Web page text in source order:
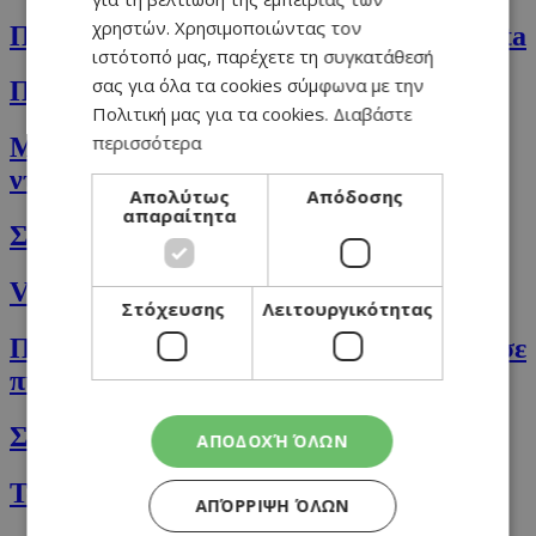
Παραδοσιακά πορτογαλικά παστάκια Nata
Πεϊνιρλί με κεφαλοτύρι
Μακαρόνια Casarecce με σάλτσα
ντομάτας και κρέμα
Σούπα κολοκύθα και τσίλι
Vegan γιορτινά Cookies
Πέστο ελιάς και τηγανητά κολοκυθάκια σε
πίτα με φέτα και ρεβίθια
Σούπα με κουνουπίδι & κάστανο
Τα breakfast oats της Άντρης μου
χρηστών. Χρησιμοποιώντας τον
ιστότοπό μας, παρέχετε τη συγκατάθεσή
σας για όλα τα cookies σύμφωνα με την
Πολιτική μας για τα cookies. Διαβάστε
περισσότερα
Απολύτως
απαραίτητα
Απόδοσης
Στόχευσης Λειτουργικότητας
ΑΠΟΔΟΧΉ ΌΛΩΝ
ΑΠΌΡΡΙΨΗ ΌΛΩΝ